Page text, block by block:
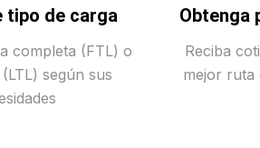
tipo de carga
completa (FTL) o
según sus
Obtenga
Reciba
mejor ruta